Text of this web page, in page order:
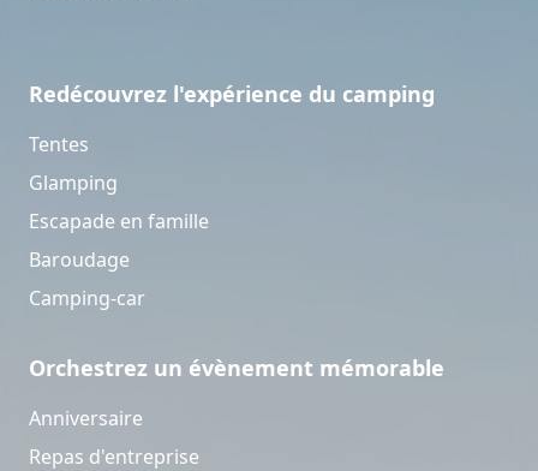
Redécouvrez l'expérience du camping
Tentes
Glamping
Escapade en famille
Baroudage
Camping-car
Orchestrez un évènement mémorable
Anniversaire
Repas d'entreprise